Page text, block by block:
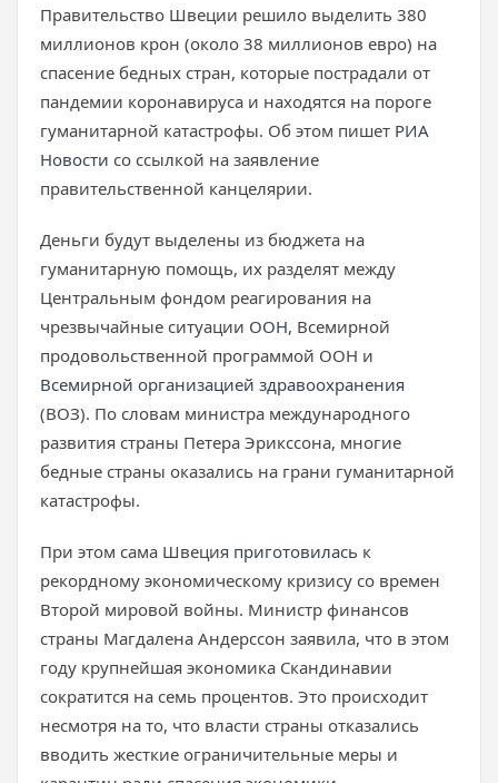
Правительство Швеции решило выделить 380
миллионов крон (около 38 миллионов евро) на
спасение бедных стран, которые пострадали от
пандемии коронавируса и находятся на пороге
гуманитарной катастрофы. Об этом пишет РИА
Новости со ссылкой на заявление
правительственной канцелярии.
Деньги будут выделены из бюджета на
гуманитарную помощь, их разделят между
Центральным фондом реагирования на
чрезвычайные ситуации ООН, Всемирной
продовольственной программой ООН и
Всемирной организацией здравоохранения
(ВОЗ). По словам министра международного
развития страны Петера Эрикссона, многие
бедные страны оказались на грани гуманитарной
катастрофы.
При этом сама Швеция приготовилась к
рекордному экономическому кризису со времен
Второй мировой войны. Министр финансов
страны Магдалена Андерссон заявила, что в этом
году крупнейшая экономика Скандинавии
сократится на семь процентов. Это происходит
несмотря на то, что власти страны отказались
вводить жесткие ограничительные меры и